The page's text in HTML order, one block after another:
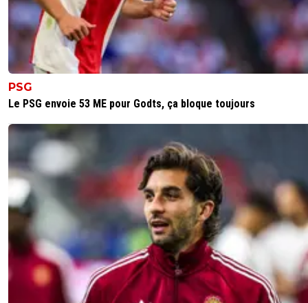
PSG
Le PSG envoie 53 ME pour Godts, ça bloque toujours